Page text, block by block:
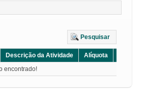
Pesquisar
Descrição da Atividade Alíquota
encontrado!